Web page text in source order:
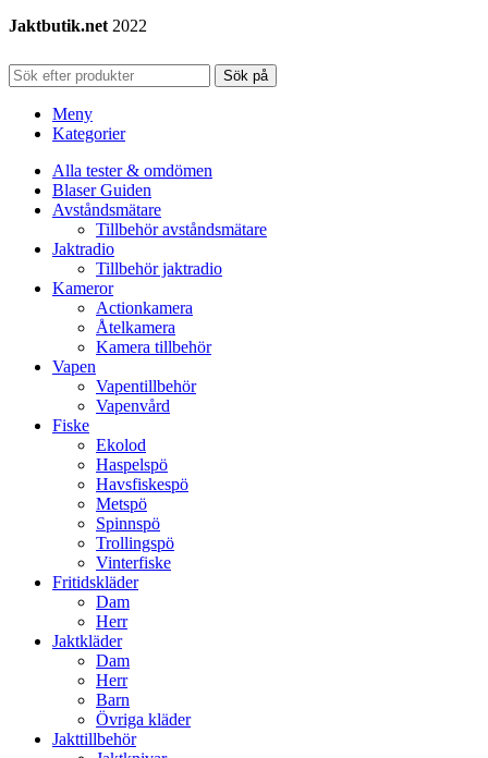
Jaktbutik.net 2022
Sök på
Meny
Kategorier
Alla tester & omdömen
Blaser Guiden
Avståndsmätare
Tillbehör avståndsmätare
Jaktradio
Tillbehör jaktradio
Kameror
Actionkamera
Åtelkamera
Kamera tillbehör
Vapen
Vapentillbehör
Vapenvård
Fiske
Ekolod
Haspelspö
Havsfiskespö
Metspö
Spinnspö
Trollingspö
Vinterfiske
Fritidskläder
Dam
Herr
Jaktkläder
Dam
Herr
Barn
Övriga kläder
Jakttillbehör